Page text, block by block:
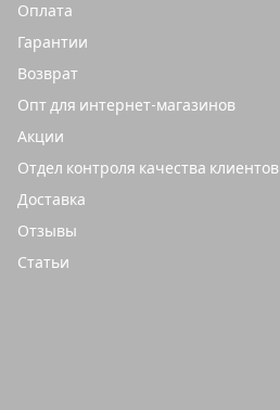
Оплата
Гарантии
Возврат
Опт для интернет-магазинов
Акции
Отдел контроля качества клиентов
Доставка
Отзывы
Статьи